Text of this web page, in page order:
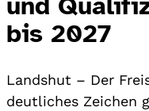
bis 2027
Landshut – Der
deutliches Zeichen